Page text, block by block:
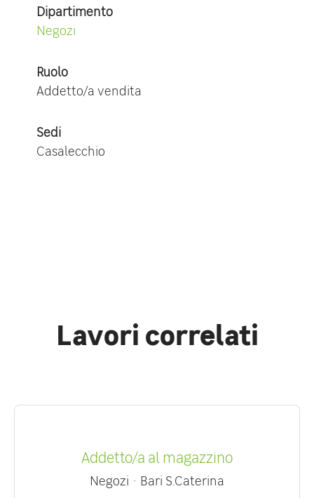
Dipartimento
Negozi
Ruolo
Addetto/a vendita
Sedi
Casalecchio
Lavori correlati
Addetto/a al magazzino
Negozi · Bari S.Caterina